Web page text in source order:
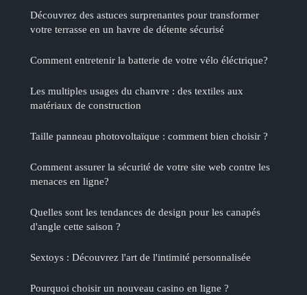
Découvrez des astuces surprenantes pour transformer
votre terrasse en un havre de détente sécurisé
Comment entretenir la batterie de votre vélo éléctrique?
Les multiples usages du chanvre : des textiles aux
matériaux de construction
Taille panneau photovoltaïque : comment bien choisir ?
Comment assurer la sécurité de votre site web contre les
menaces en ligne?
Quelles sont les tendances de design pour les canapés
d'angle cette saison ?
Sextoys : Découvrez l'art de l'intimité personnalisée
Pourquoi choisir un nouveau casino en ligne ?